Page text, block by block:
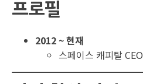
프로필
2012 ~ 현재
스페이스 캐피탈 CEO